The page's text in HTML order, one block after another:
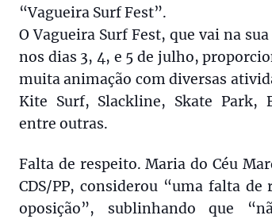
“Vagueira Surf Fest”.
O Vagueira Surf Fest, que vai na
nos dias 3, 4, e 5 de julho,
muita animação com diversas
Kite Surf, Slackline, Skate Park,
entre outras.
Falta de respeito. Maria do Céu
CDS/PP, considerou “uma falta
oposição”, sublinhando que